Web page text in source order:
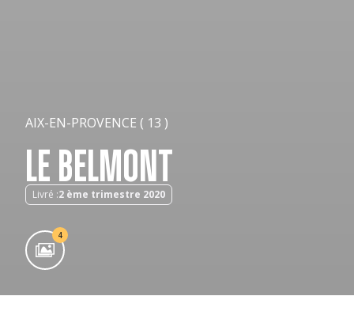
AIX-EN-PROVENCE ( 13 )
LE BELMONT
Livré :2 ème trimestre 2020
4